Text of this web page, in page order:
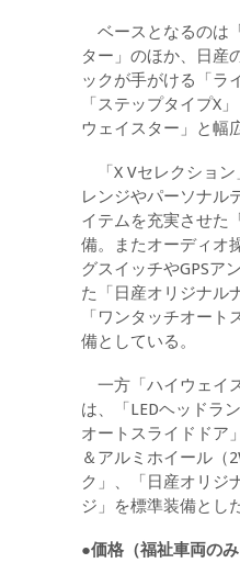
ベースとなるのは
ター」のほか、日産
ックが手がける「ラ
「ステップタイプX
ウェイスター」と幅
「X Vセレクション
レンジやパーソナル
イテムを充実させた
備。またオーディオ
グスイッチやGPSア
た「日産オリジナル
「ワンタッチオー
備としている。
一方「ハイウェイ
は、「LEDヘッドラ
オートスライドドア
＆アルミホイール（
ク」、「日産オリジ
ジ」を標準装備とした
●価格（福祉車両のみ